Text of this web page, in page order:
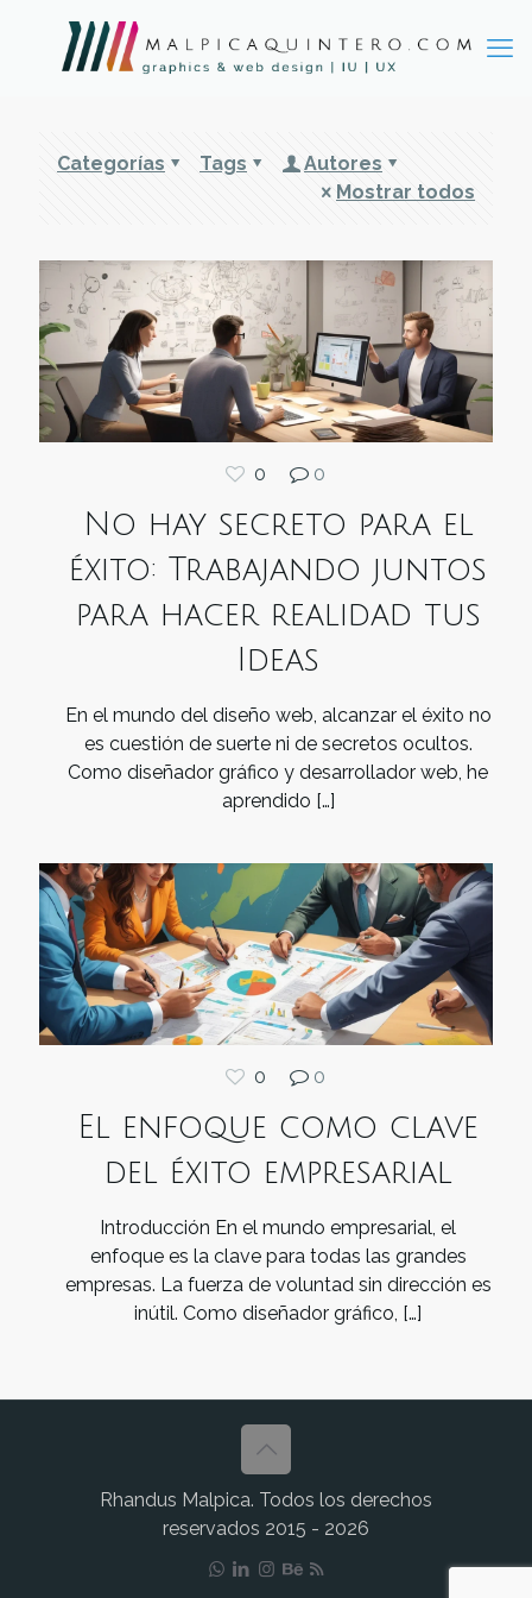
Categorías Tags
Autores
Mostrar todos
0 0
No hay secreto para el
éxito: Trabajando juntos
para hacer realidad tus
Ideas
En el mundo del diseño web, alcanzar el éxito no
es cuestión de suerte ni de secretos ocultos.
Como diseñador gráfico y desarrollador web, he
aprendido […]
0 0
El enfoque como clave
del éxito empresarial
Introducción En el mundo empresarial, el
enfoque es la clave para todas las grandes
empresas. La fuerza de voluntad sin dirección es
inútil. Como diseñador gráfico, […]
Rhandus Malpica. Todos los derechos
reservados 2015 - 2026